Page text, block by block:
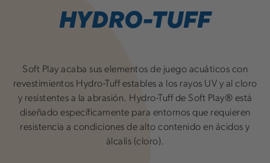
HYDRO-TUFF
Soft Play acaba sus elementos de juego acuáticos con
revestimientos Hydro-Tuff estables a los rayos UV y al cloro
y resistentes a la abrasión. Hydro-Tuff de Soft Play® está
diseñado específicamente para entornos que requieren
resistencia a condiciones de alto contenido en ácidos y
álcalis (cloro).